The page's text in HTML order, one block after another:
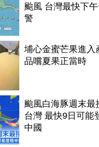
颱風 台灣最快下
警
埔心金蜜芒果進入
品嚐夏果正當時
颱風白海豚週末最
台灣 最快9日可能
中國